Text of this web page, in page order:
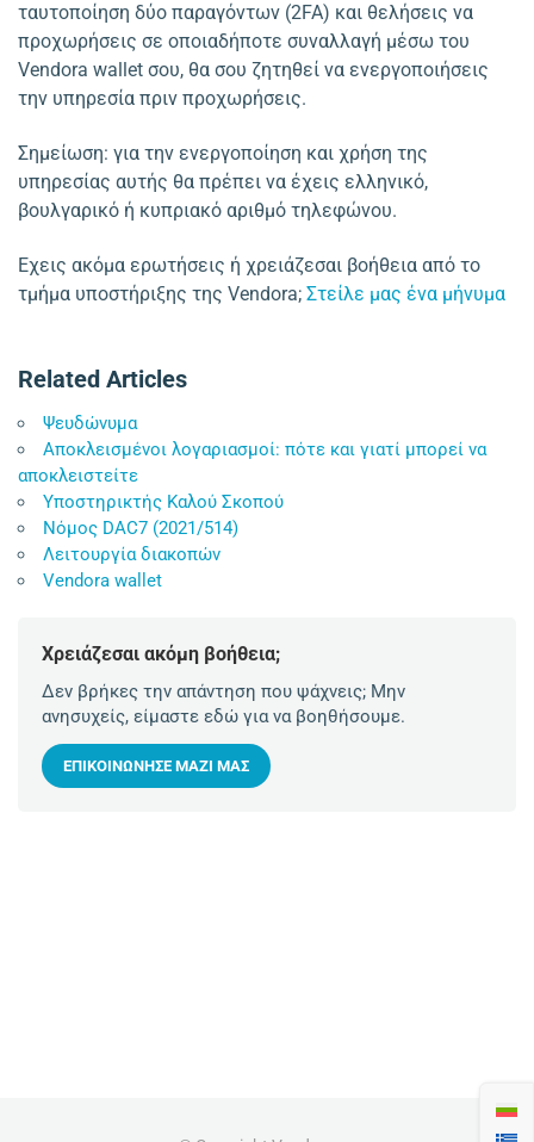
ταυτοποίηση δύο παραγόντων (2FA) και θελήσεις να
προχωρήσεις σε οποιαδήποτε συναλλαγή μέσω του
Vendora wallet σου, θα σου ζητηθεί να ενεργοποιήσεις
την υπηρεσία πριν προχωρήσεις.
Σημείωση: για την ενεργοποίηση και χρήση της
υπηρεσίας αυτής θα πρέπει να έχεις ελληνικό,
βουλγαρικό ή κυπριακό αριθμό τηλεφώνου.
Εχεις ακόμα ερωτήσεις ή χρειάζεσαι βοήθεια από το
τμήμα υποστήριξης της Vendora; Στείλε μας ένα μήνυμα
Related Articles
Ψευδώνυμα
Αποκλεισμένοι λογαριασμοί: πότε και γιατί μπορεί να
αποκλειστείτε
Υποστηρικτής Καλού Σκοπού
Νόμος DAC7 (2021/514)
Λειτουργία διακοπών
Vendora wallet
Χρειάζεσαι ακόμη βοήθεια;
Δεν βρήκες την απάντηση που ψάχνεις; Μην
ανησυχείς, είμαστε εδώ για να βοηθήσουμε.
ΕΠΙΚΟΙΝΏΝΗΣΕ ΜΑΖΊ ΜΑΣ